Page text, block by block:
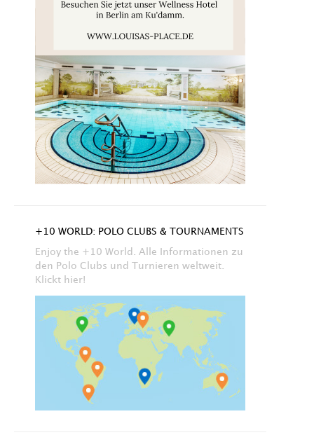
+10 WORLD: POLO CLUBS & TOURNAMENTS
Enjoy the +10 World. Alle Informationen zu
den Polo Clubs und Turnieren weltweit.
Klickt hier!